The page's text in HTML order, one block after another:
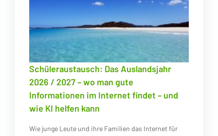
Schüleraustausch: Das Auslandsjahr
2026 / 2027 – wo man gute
Informationen im Internet findet – und
wie KI helfen kann
Wie junge Leute und ihre Familien das Internet für